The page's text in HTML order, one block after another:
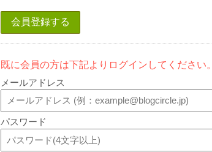
会員登録する
既に会員の方は下記よりログインしてください。
メールアドレス
パスワード